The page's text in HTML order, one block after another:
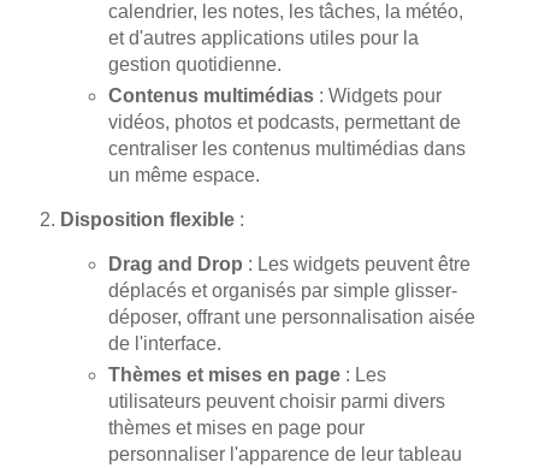
calendrier, les notes, les tâches, la météo,
et d'autres applications utiles pour la
gestion quotidienne.
Contenus multimédias: Widgets pour
vidéos, photos et podcasts, permettant de
centraliser les contenus multimédias dans
un même espace.
Disposition flexible :
Drag and Drop : Les widgets peuvent être
déplacés et organisés par simple glisser-
déposer, offrant une personnalisation aisée
de l'interface.
Thèmes et mises en page: Les
utilisateurs peuvent choisir parmi divers
thèmes et mises en page pour
personnaliser l'apparence de leur tableau